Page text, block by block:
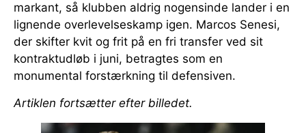
markant, så klubben aldrig nogensinde lander i en
lignende overlevelseskamp igen. Marcos Senesi,
der skifter kvit og frit på en fri transfer ved sit
kontraktudløb i juni, betragtes som en
monumental forstærkning til defensiven.
Artiklen fortsætter efter billedet.